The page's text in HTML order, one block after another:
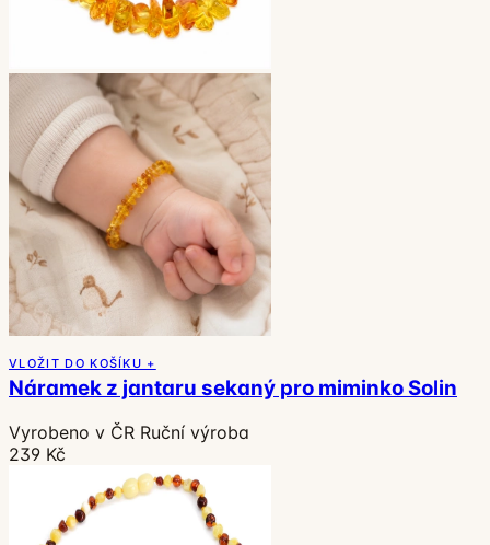
VLOŽIT DO KOŠÍKU +
Náramek z jantaru sekaný pro miminko Solin
Vyrobeno v ČR Ruční výroba
239 Kč